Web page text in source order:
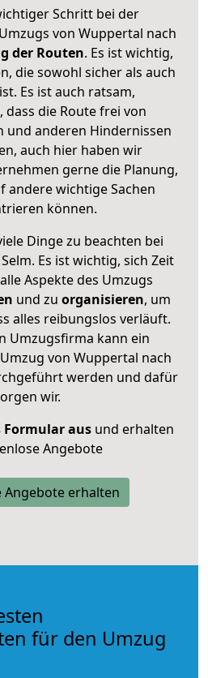
Schritt bei der
von Wuppertal nach
der Routen. Es ist wichtig,
die sowohl sicher als auch
Es ist auch ratsam,
dass die Route frei von
und anderen Hindernissen
auch hier haben wir
gerne die Planung,
andere wichtige Sachen
können.
Dinge zu beachten bei
Es ist wichtig, sich Zeit
Aspekte des Umzugs
und zu organisieren, um
alles reibungslos verläuft.
Umzugsfirma kann ein
von Wuppertal nach
werden und dafür
wir.
Formular ausund erhalten
Angebote
Angebote erhalten
für den Umzug